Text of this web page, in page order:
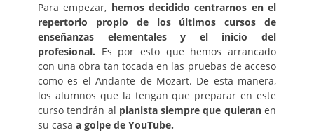
Para empezar, hemos decidido centrarnos en el
repertorio propio de los últimos cursos de
enseñanzas elementales y el inicio del
profesional. Es por esto que hemos arrancado
con una obra tan tocada en las pruebas de acceso
como es el Andante de Mozart. De esta manera,
los alumnos que la tengan que preparar en este
curso tendrán al pianista siempre que quieranen
su casa a golpe de YouTube.